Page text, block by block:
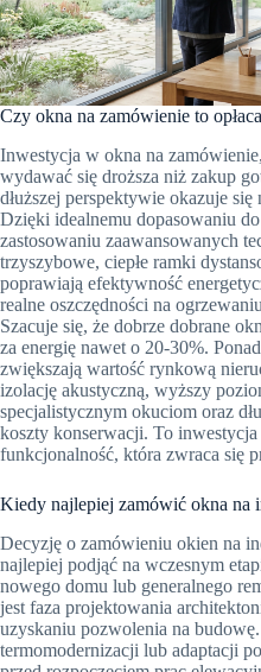
Czy okna na zamówienie to
Inwestycja w okna na
wydawać się droższa niż zakup
dłuższej perspektywie okazuje się
Dzięki idealnemu dopasowaniu
zastosowaniu zaawansowanych
trzyszybowe, ciepłe ramki
poprawiają efektywność
realne oszczędności na
Szacuje się, że dobrze dobrane
za energię nawet o 20-30%.
zwiększają wartość rynkową
izolację akustyczną, wyższy
specjalistycznym okuciom oraz
koszty konserwacji. To
funkcjonalność, która zwraca się
Kiedy najlepiej zamówić okna na
Decyzję o zamówieniu okien na
najlepiej podjąć na wczesnym
nowego domu lub generalnego
jest faza projektowania
uzyskaniu pozwolenia na
termomodernizacji lub adaptacji